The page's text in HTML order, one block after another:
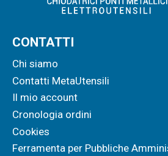
CONTATTI
Chi siamo
Contatti MetaUtensili
Il mio account
Cronologia ordini
Cookies
Ferramenta per Pubbliche